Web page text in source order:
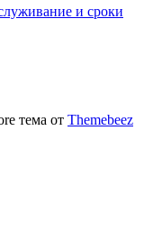
и сроки
тема от Themebeez